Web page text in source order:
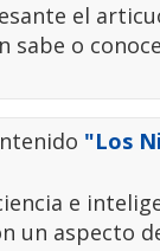
el
sabe o
"Los
e
un aspecto